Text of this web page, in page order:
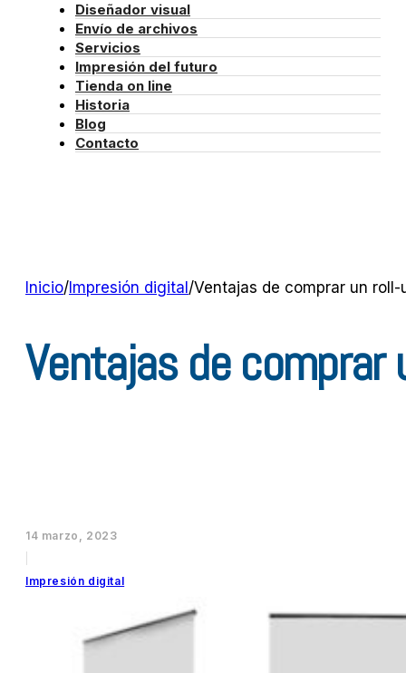
Diseñador visual
Envío de archivos
Servicios
Impresión del futuro
Tienda on line
Historia
Blog
Contacto
Inicio/ Impresión digital /Ventajas de comprar un
Ventajas de
14 marzo, 2023
Impresión digital